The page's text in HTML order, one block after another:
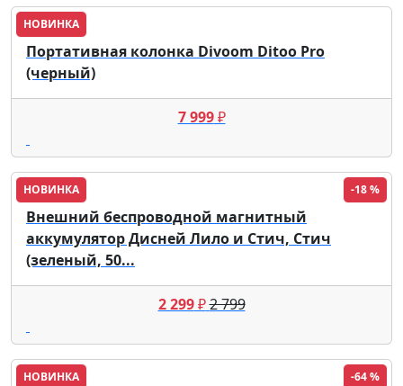
НОВИНКА
Портативная колонка Divoom Ditoo Pro
(черный)
7 999₽
НОВИНКА -18 %
Внешний беспроводной магнитный
аккумулятор Дисней Лило и Стич, Стич
(зеленый, 50...
2 299₽2 799
НОВИНКА -64 %